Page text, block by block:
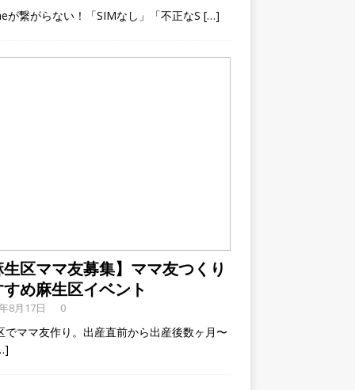
が繋がらない！「SIMなし」「不正なS […]
区ママ友募集】ママ友つくり
め麻生区イベント
8月17日 0
でママ友作り。出産直前から出産後数ヶ月〜